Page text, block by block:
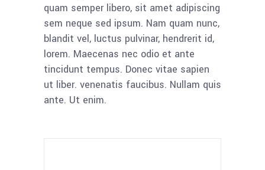
quam semper libero, sit amet adipiscing
sem neque sed ipsum. Nam quam nunc,
blandit vel, luctus pulvinar, hendrerit id,
lorem. Maecenas nec odio et ante
tincidunt tempus. Donec vitae sapien
ut liber. venenatis faucibus. Nullam quis
ante. Ut enim.